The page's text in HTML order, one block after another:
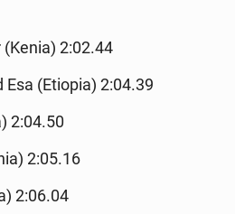
2:02.44
(Etiopia) 2:04.39
2:04.50
2:05.16
2:06.04